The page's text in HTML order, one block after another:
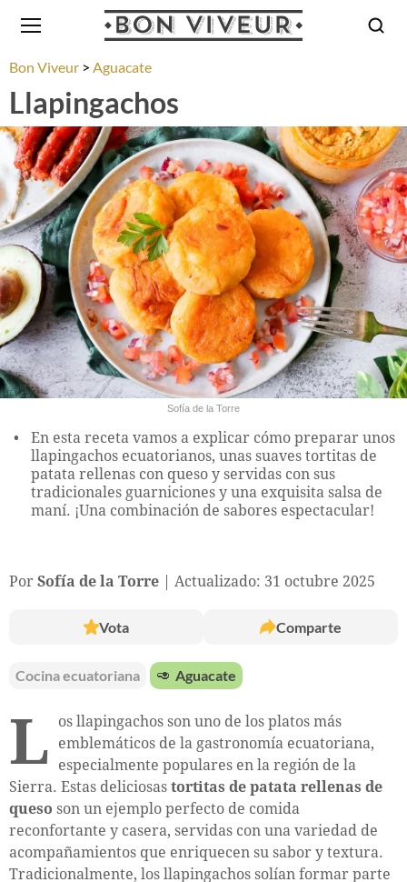
Bon Viveur Aguacate
Llapingachos
Sofía de la Torre
En esta receta vamos a explicar cómo preparar unos
llapingachos ecuatorianos, unas suaves tortitas de
patata rellenas con queso y servidas con sus
tradicionales guarniciones y una exquisita salsa de
maní. ¡Una combinación de sabores espectacular!
Por Sofía de la Torre Actualizado: 31 octubre 2025
Vota Comparte
Cocina ecuatoriana 🥑 Aguacate
L
os llapingachos son uno de los platos más
emblemáticos de la gastronomía ecuatoriana,
especialmente populares en la región de la
Sierra. Estas deliciosas tortitas de patata rellenas de
queso son un ejemplo perfecto de comida
reconfortante y casera, servidas con una variedad de
acompañamientos que enriquecen su sabor y textura.
Tradicionalmente, los llapingachos solían formar parte